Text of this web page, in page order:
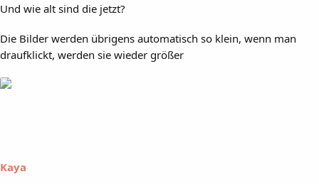
Und wie alt sind die jetzt?
Die Bilder werden übrigens automatisch so klein, wenn man
draufklickt, werden sie wieder größer
Kaya